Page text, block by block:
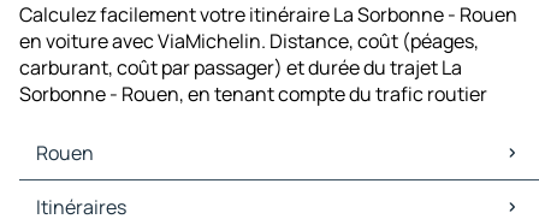
Calculez facilement votre itinéraire La Sorbonne - Rouen
en voiture avec ViaMichelin. Distance, coût (péages,
carburant, coût par passager) et durée du trajet La
Sorbonne - Rouen, en tenant compte du trafic routier
Rouen
Rouen Cartes et plans
Itinéraires